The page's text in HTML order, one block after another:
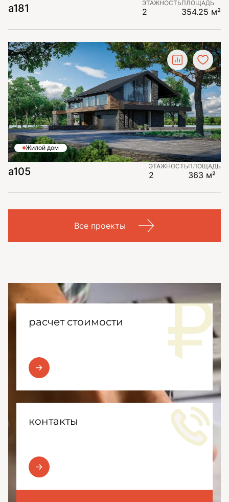
a181 ЭТАЖНОСТЬ
2
ПЛОЩАДЬ
354.25 м²
Жилой дом
a105 ЭТАЖНОСТЬ
2
ПЛОЩАДЬ
363 м²
Все проекты
расчет стоимости
контакты